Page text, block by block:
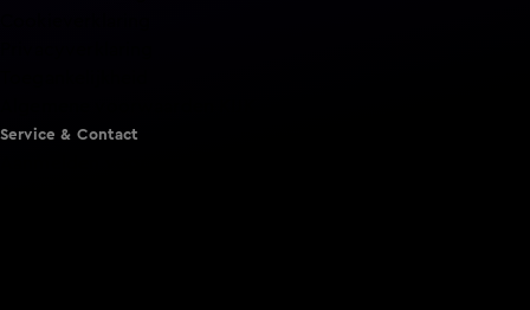
Service & Contact